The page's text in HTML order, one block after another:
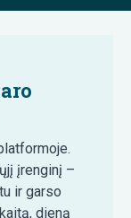
įrenginį –
ir garso
dieną